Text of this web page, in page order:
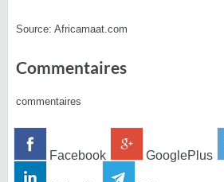
Source: Africamaat.com
Commentaires
commentaires
Facebook GooglePlus